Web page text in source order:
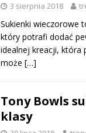
3 sierpnia 2018
Sukienki wieczorowe
który potrafi dodać
idealnej kreacji, która
może […]
Tony Bowls
klasy